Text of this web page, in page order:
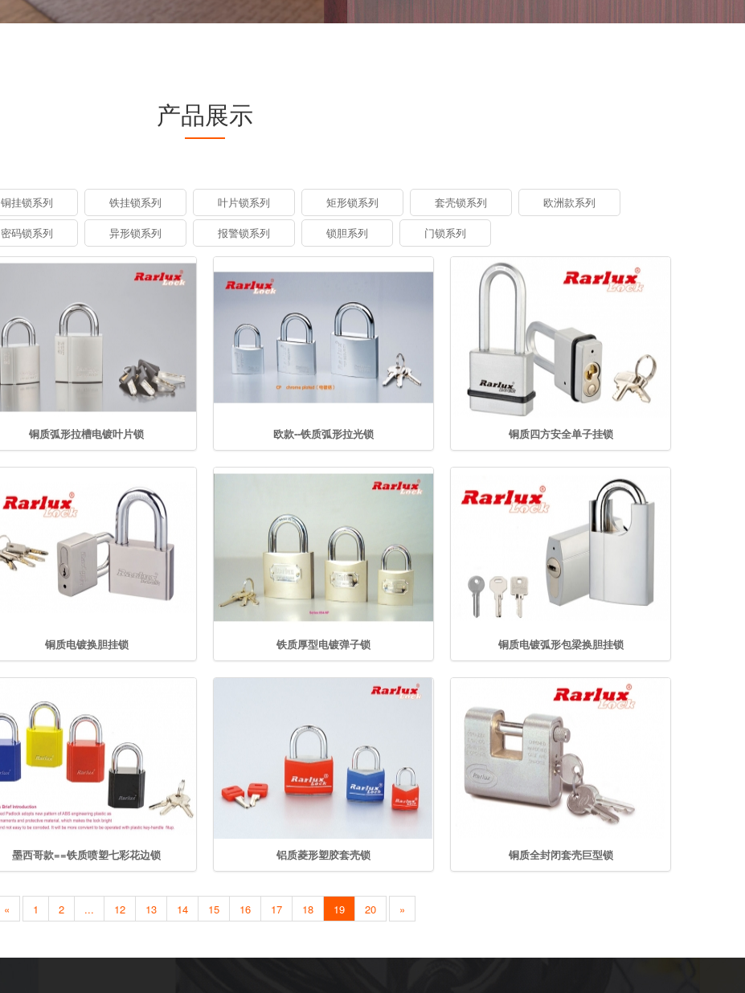
产品展示
铜挂锁系列 铁挂锁系列 叶片锁系列 矩形锁系列 套壳锁系列
欧洲款系列
密码锁系列 异形锁系列 报警锁系列 锁胆系列 门锁系列
铜质弧形拉槽电镀叶片锁 欧款--铁质弧形拉光锁 铜质四方安全单子挂锁
铜质电镀换胆挂锁 铁质厚型电镀弹子锁 铜质电镀弧形包梁换胆挂锁
墨西哥款==铁质喷塑七彩花边锁 铝质菱形塑胶套壳锁 铜质全封闭套壳巨型锁
« 1 2 ... 12 13 14 15 16 17 18 19 20 »